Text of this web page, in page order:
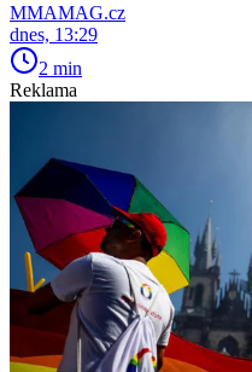
MMAMAG.cz
dnes, 13:29
2 min
Reklama